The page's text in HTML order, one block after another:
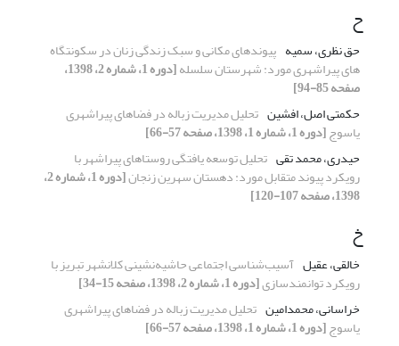
ح
حق نظری، سمیه پیوندهای مکانی و سبک زندگی زنان در سکونتگاه
های پیراشهری مورد: شهرستان سلسله [دوره 1، شماره 2، 1398،
صفحه 85-94]
حکمتی اصل، افشین تحلیل مدیریت زباله در فضاهای پیراشهری
یاسوج[دوره 1، شماره 1، 1398، صفحه 57-66]
حیدری، محمد تقی تحلیل توسعه یافتگی روستاهای پیراشهر با
رویکرد پیوند متقابل مورد: دهستان سهرین زنجان [دوره 1، شماره 2،
1398، صفحه 107-120]
خ
خالقی، عقیل آسیب‌شناسی اجتماعی حاشیه‌نشینی کلانشهر تبریز با
رویکرد توانمندسازی[دوره 1، شماره 2، 1398، صفحه 15-34]
خراسانی، محمدامین تحلیل مدیریت زباله در فضاهای پیراشهری
یاسوج[دوره 1، شماره 1، 1398، صفحه 57-66]